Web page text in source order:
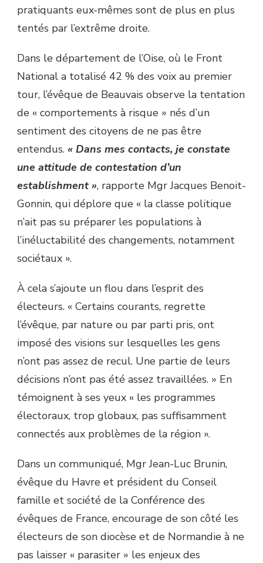
pratiquants eux-mêmes sont de plus en plus
tentés par l’extrême droite.
Dans le département de l’Oise, où le Front
National a totalisé 42 % des voix au premier
tour, l’évêque de Beauvais observe la tentation
de « comportements à risque » nés d’un
sentiment des citoyens de ne pas être
entendus. « Dans mes contacts, je constate
une attitude de contestation d’un
establishment », rapporte Mgr Jacques Benoit-
Gonnin, qui déplore que « la classe politique
n’ait pas su préparer les populations à
l’inéluctabilité des changements, notamment
sociétaux ».
À cela s’ajoute un flou dans l’esprit des
électeurs. « Certains courants, regrette
l’évêque, par nature ou par parti pris, ont
imposé des visions sur lesquelles les gens
n’ont pas assez de recul. Une partie de leurs
décisions n’ont pas été assez travaillées. » En
témoignent à ses yeux « les programmes
électoraux, trop globaux, pas suffisamment
connectés aux problèmes de la région ».
Dans un communiqué, Mgr Jean-Luc Brunin,
évêque du Havre et président du Conseil
famille et société de la Conférence des
évêques de France, encourage de son côté les
électeurs de son diocèse et de Normandie à ne
pas laisser « parasiter » les enjeux des